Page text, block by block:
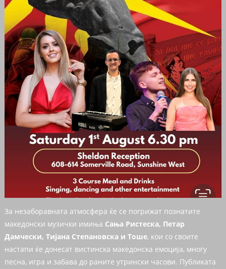
За незаборавната атмосфера ќе се погрижат познатите
македонски музички имиња Сања Ристеска, Петар
Дамчески, Тијана Степановска и Тоше, кои со своите
настапи ќе донесат вистинска македонска емоција, многу
песна, игра и забава до раните утрински часови. Публиката